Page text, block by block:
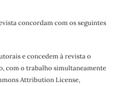
concordam com os seguintes
e concedem à revista o
com o trabalho simultaneamente
Attribution License,